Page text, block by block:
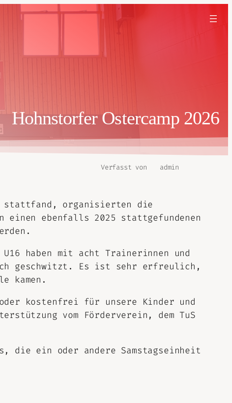
Hohnstorfer Ostercamp 2026
Verfasst von admin
stattfand, organisierten die
ebenfalls 2025 stattgefundenen
haben mit acht Trainerinnen und
geschwitzt. Es ist sehr erfreulich,
kamen.
kostenfrei für unsere Kinder und
vom Förderverein, dem TuS
die ein oder andere Samstagseinheit